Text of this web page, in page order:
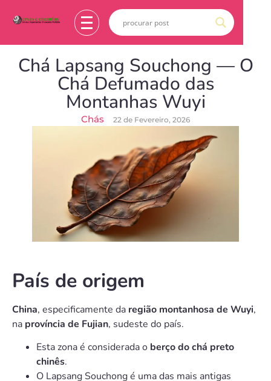
Chá Lapsang Souchong — O
Chá Defumado das
Montanhas Wuyi
Chás 22 de Fevereiro, 2026
País de origem
China, especificamente da região montanhosa de Wuyi,
na província de Fujian, sudeste do país.
Esta zona é considerada o berço do chá preto
chinês.
O Lapsang Souchong é uma das mais antigas